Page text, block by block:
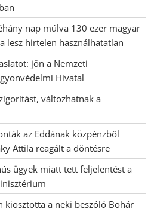
nap múlva 130 ezer magyar
lesz hirtelen használhatatlan
jön a Nemzeti
Hivatal
változhatnak a
az Eddának közpénzből
Attila reagált a döntésre
ügyek miatt tett feljelentést a
kiosztotta a neki beszóló Bohár